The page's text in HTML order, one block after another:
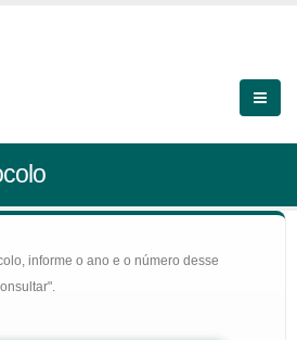
informe o ano e o número desse